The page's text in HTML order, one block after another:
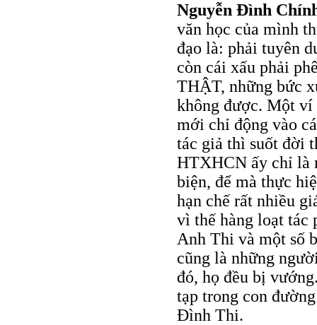
Nguyễn Đình
văn học của mình
đạo là: phải tuyên
còn cái xấu phải
THẬT, những bức
không được. Một
mới chỉ động vào
tác giả thì suốt đời
HTXHCN ấy chỉ là
biện, để mà thực
hạn chế rất nhiều
vì thế hàng loạt tác
Anh Thi và một số
cũng là những
đó, họ đều bị
tạp trong con
Đình Thi.